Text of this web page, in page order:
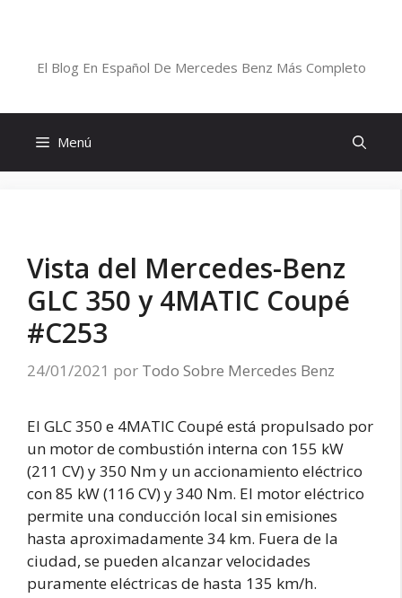
El Blog En Español De Mercedes Benz Más Completo
Menú
Vista del Mercedes-Benz
GLC 350 y 4MATIC Coupé
#C253
24/01/2021 por Todo Sobre Mercedes Benz
El GLC 350 e 4MATIC Coupé está propulsado por
un motor de combustión interna con 155 kW
(211 CV) y 350 Nm y un accionamiento eléctrico
con 85 kW (116 CV) y 340 Nm. El motor eléctrico
permite una conducción local sin emisiones
hasta aproximadamente 34 km. Fuera de la
ciudad, se pueden alcanzar velocidades
puramente eléctricas de hasta 135 km/h.